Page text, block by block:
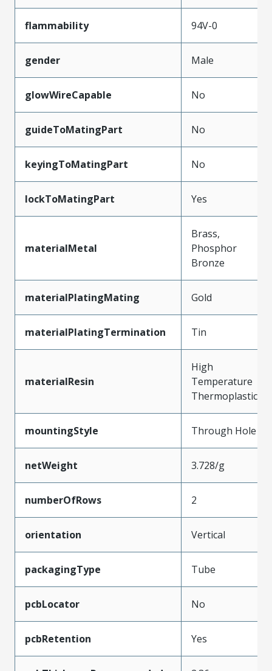
flammability 94V-0
gender Male
glowWireCapable No
guideToMatingPart No
keyingToMatingPart No
lockToMatingPart Yes
materialMetal
Brass,
Phosphor
Bronze
materialPlatingMating Gold
materialPlatingTermination Tin
materialResin
High
Temperature
Thermoplastic
mountingStyle Through Hole
netWeight 3.728/g
numberOfRows 2
orientation Vertical
packagingType Tube
pcbLocator No
pcbRetention Yes